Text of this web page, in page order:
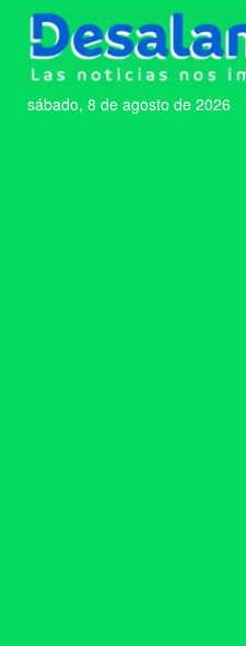
sábado, 8 de agosto de 2026